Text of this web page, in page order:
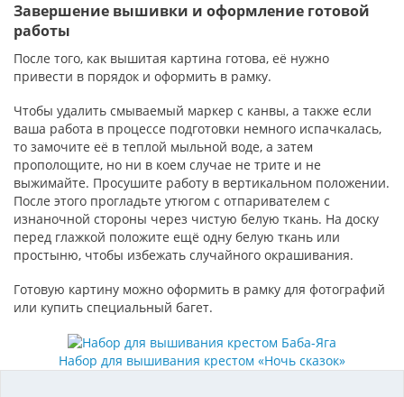
Завершение вышивки и оформление готовой
работы
После того, как вышитая картина готова, её нужно
привести в порядок и оформить в рамку.
Чтобы удалить смываемый маркер с канвы, а также если
ваша работа в процессе подготовки немного испачкалась,
то замочите её в теплой мыльной воде, а затем
прополощите, но ни в коем случае не трите и не
выжимайте. Просушите работу в вертикальном положении.
После этого прогладьте утюгом с отпаривателем с
изнаночной стороны через чистую белую ткань. На доску
перед глажкой положите ещё одну белую ткань или
простыню, чтобы избежать случайного окрашивания.
Готовую картину можно оформить в рамку для фотографий
или купить специальный багет.
Набор для вышивания крестом «Ночь сказок»